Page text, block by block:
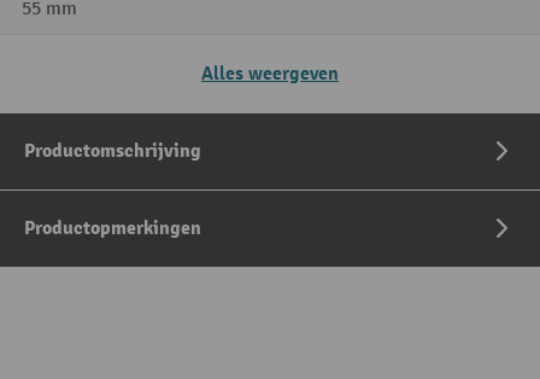
55 mm
Alles weergeven
Productomschrijving
Productopmerkingen